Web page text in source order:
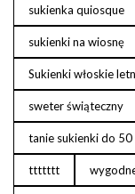
sukienka quiosque
sukienki na wiosnę
Sukienki włoskie
sweter świąteczny
tanie sukienki do 50
ttttttt